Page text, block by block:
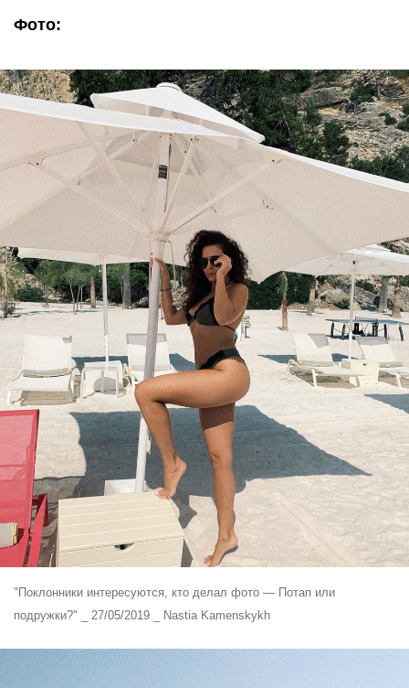
Фото:
"Поклонники интересуются, кто делал фото — Потап или
подружки?" _ 27/05/2019 _ Nastia Kamenskykh